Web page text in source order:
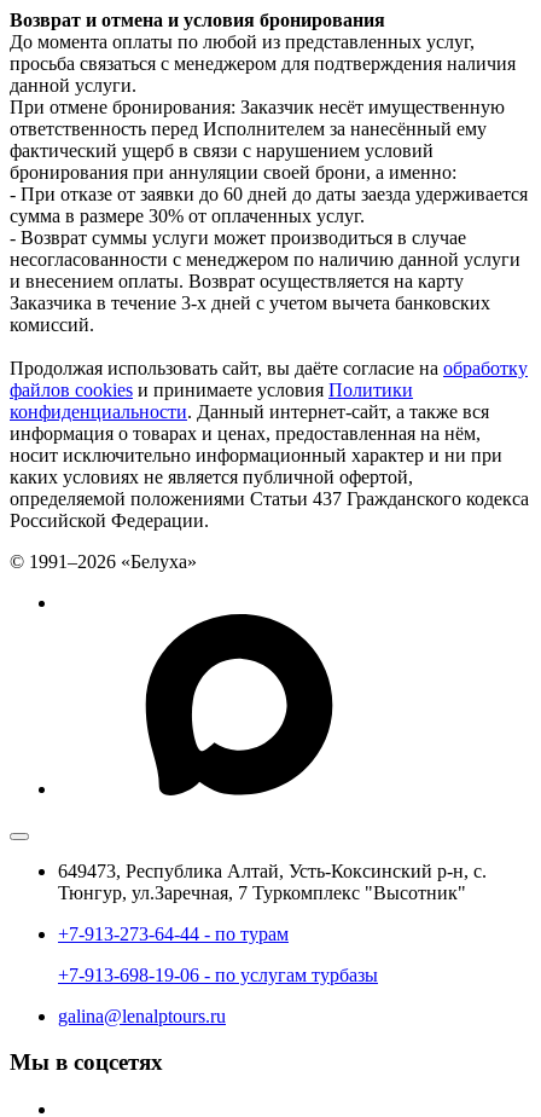
Возврат и отмена и условия бронирования
До момента оплаты по любой из представленных услуг,
просьба связаться с менеджером для подтверждения наличия
данной услуги.
При отмене бронирования: Заказчик несёт имущественную
ответственность перед Исполнителем за нанесённый ему
фактический ущерб в связи с нарушением условий
бронирования при аннуляции своей брони, а именно:
- При отказе от заявки до 60 дней до даты заезда удерживается
сумма в размере 30% от оплаченных услуг.
- Возврат суммы услуги может производиться в случае
несогласованности с менеджером по наличию данной услуги
и внесением оплаты. Возврат осуществляется на карту
Заказчика в течение 3-х дней с учетом вычета банковских
комиссий.
Продолжая использовать сайт, вы даёте согласие на обработку
файлов cookies и принимаете условия Политики
конфиденциальности. Данный интернет-сайт, а также вся
информация о товарах и ценах, предоставленная на нём,
носит исключительно информационный характер и ни при
каких условиях не является публичной офертой,
определяемой положениями Статьи 437 Гражданского кодекса
Российской Федерации.
© 1991–2026 «Белуха»
649473, Республика Алтай, Усть-Коксинский р-н, с.
Тюнгур, ул.Заречная, 7 Туркомплекс "Высотник"
+7-913-273-64-44 - по турам
+7-913-698-19-06 - по услугам турбазы
galina@lenalptours.ru
Мы в соцсетях